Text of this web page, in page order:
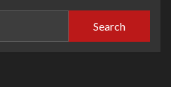
Search